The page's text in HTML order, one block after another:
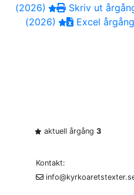
(2026)
Skriv ut
(2026)
Excel
aktuell årgång 3
Kontakt: